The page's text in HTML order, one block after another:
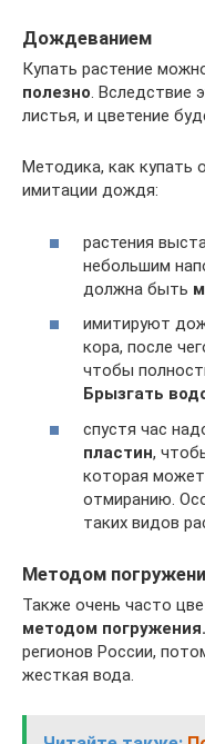
Дождеванием
Купать растение
полезно. Вследствие
листья, и цветение
Методика, как
имитации дождя:
растения
небольшим
должна быть
имитируют
кора, после
чтобы
Брызгать
спустя час
пластин,
которая может
отмиранию.
таких видов
Методом
Также очень часто
методом погружения.
регионов России,
жесткая вода.